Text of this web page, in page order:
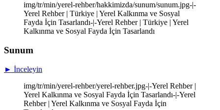
img/tr/min/yerel-rehber/hakkimizda/sunum/sunum.jpg-|-
Yerel Rehber | Türkiye | Yerel Kalkınma ve Sosyal
Fayda İçin Tasarlandı-|-Yerel Rehber | Türkiye | Yerel
Kalkınma ve Sosyal Fayda İçin Tasarlandı
Sunum
► İnceleyin
img/tr/min/yerel-rehber/yerel-rehber.jpg-|-Yerel Rehber |
Yerel Kalkınma ve Sosyal Fayda İçin Tasarlandı-|-Yerel
Rehber | Yerel Kalkınma ve Sosyal Fayda İçin